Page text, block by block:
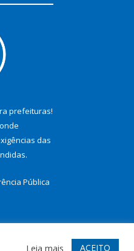
prefeituras!
das
Pública
Webmail
Leia mais ACEITO